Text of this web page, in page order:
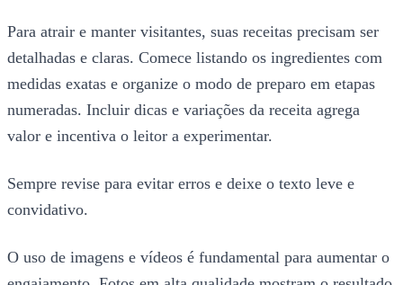
Para atrair e manter visitantes, suas receitas precisam ser
detalhadas e claras. Comece listando os ingredientes com
medidas exatas e organize o modo de preparo em etapas
numeradas. Incluir dicas e variações da receita agrega
valor e incentiva o leitor a experimentar.
Sempre revise para evitar erros e deixe o texto leve e
convidativo.
O uso de imagens e vídeos é fundamental para aumentar o